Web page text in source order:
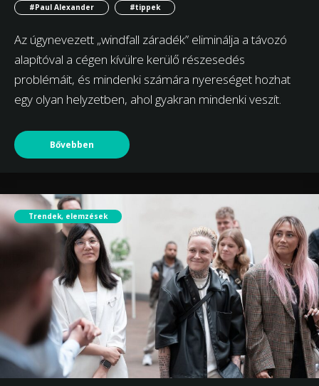
#Paul Alexander #tippek
Az úgynevezett „windfall záradék” eliminálja a távozó
alapítóval a cégen kívülre kerülő részesedés
problémáit, és mindenki számára nyereséget hozhat
egy olyan helyzetben, ahol gyakran mindenki veszít.
Bővebben
Trendek, elemzések